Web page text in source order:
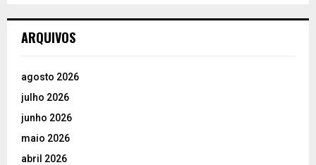
ARQUIVOS
agosto 2026
julho 2026
junho 2026
maio 2026
abril 2026